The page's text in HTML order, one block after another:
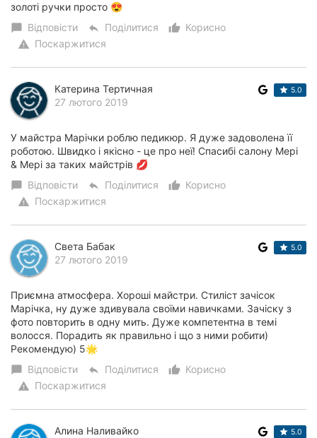
золоті ручки просто 😍
chat_bubble Відповісти reply Поділитися thumb_up_alt
Корисно
warning Поскаржитися
Катерина Тертичная
27 лютого 2019
5.0
У майстра Марічки роблю педикюр. Я дуже задоволена її
роботою. Швидко і якісно - це про неї! Спасибі салону Мері
& Мері за таких майстрів 💋
chat_bubble Відповісти reply Поділитися thumb_up_alt
Корисно
warning Поскаржитися
Света Бабак
27 лютого 2019
5.0
Приємна атмосфера. Хороші майстри. Стиліст зачісок
Марічка, ну дуже здивувала своїми навичками. Зачіску з
фото повторить в одну мить. Дуже компетентна в темі
волосся. Порадить як правильно і що з ними робити)
Рекомендую) 5🌟
chat_bubble Відповісти reply Поділитися thumb_up_alt
Корисно
warning Поскаржитися
Алина Наливайко
5.0